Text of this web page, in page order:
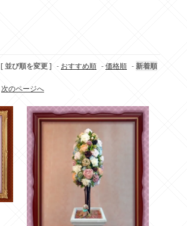
[ 並び順を変更 ] - おすすめ順 -価格順 -新着順
次のページへ